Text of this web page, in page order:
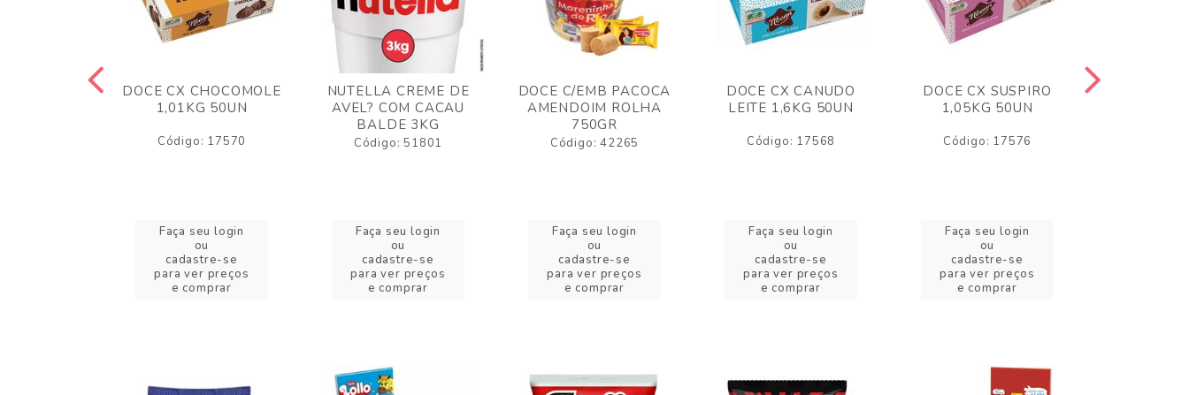
DOCE CX CHOCOMOLE
1,01KG 50UN
Código: 17570
Faça seu login
ou
cadastre-se
para ver preços
e comprar
NUTELLA CREME DE
AVEL? COM CACAU
BALDE 3KG
Código: 51801
Faça seu login
ou
cadastre-se
para ver preços
e comprar
DOCE C/EMB PACOCA
AMENDOIM ROLHA
750GR
Código: 42265
Faça seu login
ou
cadastre-se
para ver preços
e comprar
DOCE CX CANUDO
LEITE 1,6KG 50UN
Código: 17568
Faça seu login
ou
cadastre-se
para ver preços
e comprar
DOCE CX SUSPIRO
1,05KG 50UN
Código: 17576
Faça seu login
ou
cadastre-se
para ver preços
e comprar